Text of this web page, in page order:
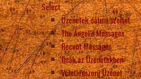
Select
Üzenetek dátum szerint
The Angel’s Messages
Recent Messages
Imák az Üzenetekben
Véletlenszerű Üzenet